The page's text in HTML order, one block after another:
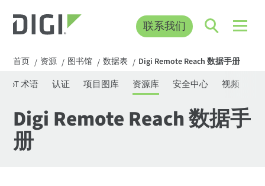
联系我们
首页 / 资源 / 图书馆 / 数据表 / Digi Remote Reach 数据手册
IoT 术语 认证 项目图库 资源库 安全中心 视频
Digi Remote Reach 数据手
册